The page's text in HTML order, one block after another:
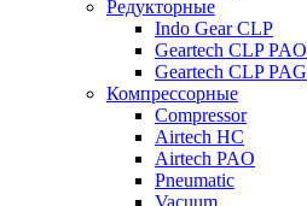
Редукторные
Indo Gear CLP
Geartech CLP PAO
Geartech CLP PAG
Компрессорные
Compressor
Airtech HC
Airtech PAO
Pneumatic
Vacuum